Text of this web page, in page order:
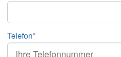
Telefon*